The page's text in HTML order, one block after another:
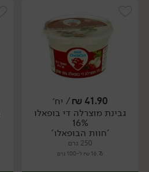
יח׳
41.90
₪/ יח׳
גבינת מוצרלה די בופאלו
16%
'חוות הבופאלו'
250 גרם
16.76 ₪ ל-100 גרם